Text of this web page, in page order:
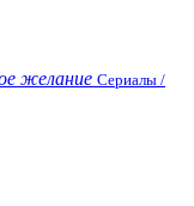
желание Сериалы /